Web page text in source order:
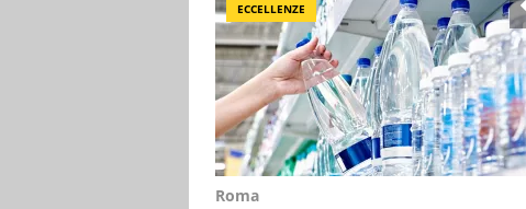
ECCELLENZE
Roma